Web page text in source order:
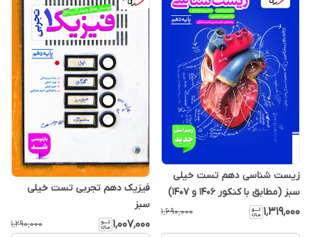
زیست شناسی دهم تست خیلی
سبز (مطابق با کنکور 1406 و 1407)
۱٬۳۱۹٬۰۰۰ ۱٬۶۹۰٬۰۰۰
فیزیک دهم تجربی تست خیلی
سبز
۱٬۰۰۷٬۰۰۰ ۱٬۲۹۰٬۰۰۰